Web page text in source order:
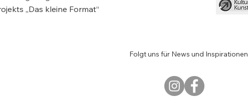
„Das kleine Format“
Folgt uns für News und